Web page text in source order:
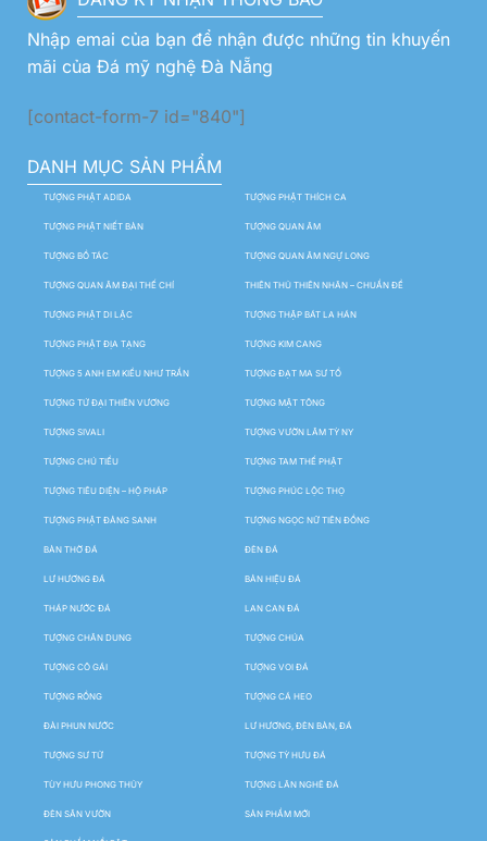
Nhập emai của bạn để nhận được những tin khuyến
mãi của Đá mỹ nghệ Đà Nẵng
[contact-form-7 id="840"]
DANH MỤC SẢN PHẨM
TƯỢNG PHẬT ADIDA TƯỢNG PHẬT THÍCH CA
TƯỢNG PHẬT NIẾT BÀN TƯỢNG QUAN ÂM
TƯỢNG BỒ TÁC TƯỢNG QUAN ÂM NGỰ LONG
TƯỢNG QUAN ÂM ĐẠI THẾ CHÍ THIÊN THỦ THIÊN NHÃN – CHUẨN ĐỀ
TƯỢNG PHẬT DI LẶC TƯỢNG THẬP BÁT LA HÁN
TƯỢNG PHẬT ĐỊA TẠNG TƯỢNG KIM CANG
TƯỢNG 5 ANH EM KIỀU NHƯ TRẦN TƯỢNG ĐẠT MA SƯ TỔ
TƯỢNG TỨ ĐẠI THIÊN VƯƠNG TƯỢNG MẬT TÔNG
TƯỢNG SIVALI TƯỢNG VƯỜN LÂM TỲ NY
TƯỢNG CHÚ TIỂU TƯỢNG TAM THẾ PHẬT
TƯỢNG TIÊU DIỆN – HỘ PHÁP TƯỢNG PHÚC LỘC THỌ
TƯỢNG PHẬT ĐẢNG SANH TƯỢNG NGỌC NỮ TIÊN ĐỒNG
BÀN THỜ ĐÁ ĐÈN ĐÁ
LƯ HƯƠNG ĐÁ BẢN HIỆU ĐÁ
THÁP NƯỚC ĐÁ LAN CAN ĐÁ
TƯỢNG CHÂN DUNG TƯỢNG CHÚA
TƯỢNG CÔ GÁI TƯỢNG VOI ĐÁ
TƯỢNG RỒNG TƯỢNG CÁ HEO
ĐÀI PHUN NƯỚC LƯ HƯƠNG, ĐÈN BÀN, ĐÁ
TƯỢNG SƯ TỬ TƯỢNG TỲ HƯU ĐÁ
TÙY HƯU PHONG THỦY TƯỢNG LÂN NGHÊ ĐÁ
ĐÈN SÂN VƯỜN SẢN PHẨM MỚI